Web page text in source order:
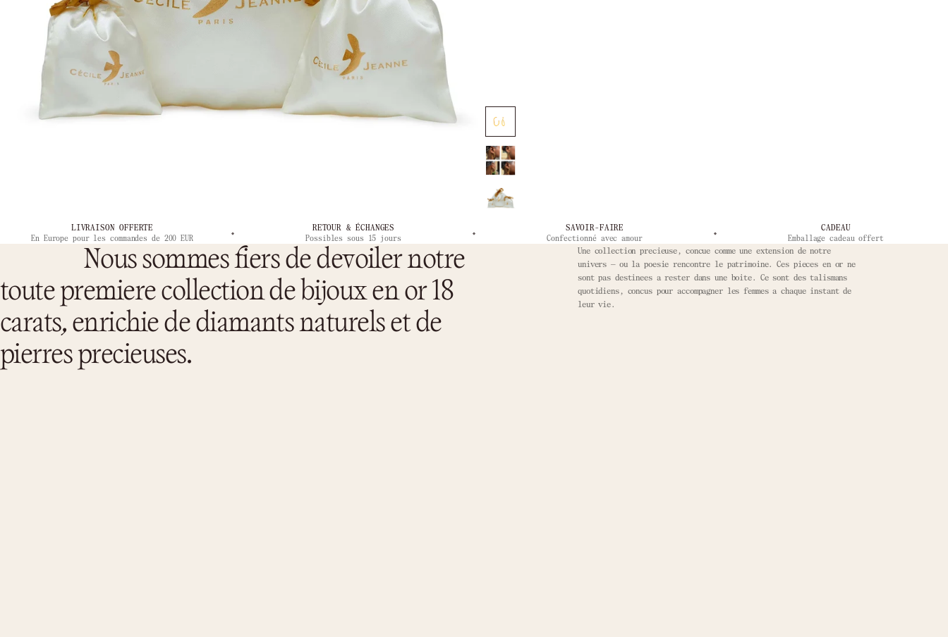
LIVRAISON OFFERTE
En Europe pour les commandes de 200 EUR
RETOUR & ÉCHANGES
Possibles sous 15 jours
SAVOIR-FAIRE
Confectionné avec amour
CADEAU
Emballage cadeau offert
Nous sommes fiers de devoiler notre
toute premiere collection de bijoux en or 18
carats, enrichie de diamants naturels et de
pierres precieuses.
Une collection precieuse, concue comme une extension de notre
univers — ou la poesie rencontre le patrimoine. Ces pieces en or ne
sont pas destinees a rester dans une boite. Ce sont des talismans
quotidiens, concus pour accompagner les femmes a chaque instant de
leur vie.